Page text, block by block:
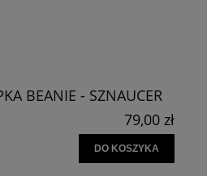
BEANIE - SZNAUCER
79,00 zł
DO KOSZYKA